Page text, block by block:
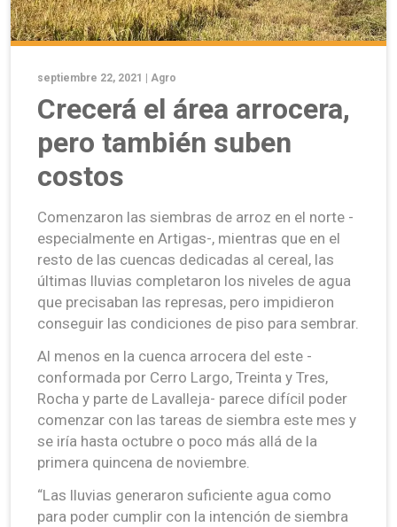
septiembre 22, 2021 | Agro
Crecerá el área arrocera,
pero también suben
costos
Comenzaron las siembras de arroz en el norte -
especialmente en Artigas-, mientras que en el
resto de las cuencas dedicadas al cereal, las
últimas lluvias completaron los niveles de agua
que precisaban las represas, pero impidieron
conseguir las condiciones de piso para sembrar.
Al menos en la cuenca arrocera del este -
conformada por Cerro Largo, Treinta y Tres,
Rocha y parte de Lavalleja- parece difícil poder
comenzar con las tareas de siembra este mes y
se iría hasta octubre o poco más allá de la
primera quincena de noviembre.
“Las lluvias generaron suficiente agua como
para poder cumplir con la intención de siembra